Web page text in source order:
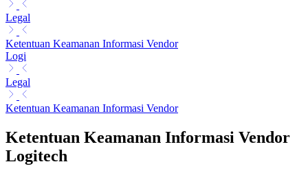
Legal
Ketentuan Keamanan Informasi Vendor
Logi
Legal
Ketentuan Keamanan Informasi Vendor
Ketentuan Keamanan Informasi Vendor
Logitech